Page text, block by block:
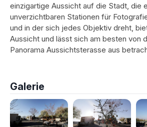
einzigartige Aussicht auf die Stadt, die
unverzichtbaren Stationen für
und in der sich jedes Objektiv dreht,
Aussicht und lässt sich am besten von
Panorama Aussichtsterasse aus
Galerie